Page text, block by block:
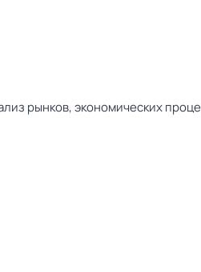
рынков, экономических